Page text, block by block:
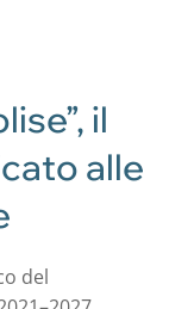
il
alle
del